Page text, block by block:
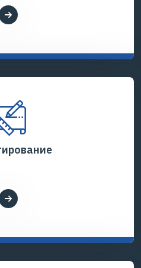
все услуги
все услуги